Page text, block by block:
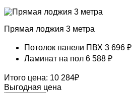
Прямая лоджия 3 метра
Потолок панели ПВХ 3 696 ₽
Ламинат на пол 6 588 ₽
Итого цена: 10 284₽
Выгодная цена